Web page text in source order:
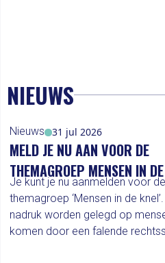
NIEUWS
Nieuws 31 jul 2026
MELD JE NU AAN VOOR DE
THEMAGROEP MENSEN IN
Je kunt je nu aanmelden voor
themagroep ‘Mensen in de
nadruk worden gelegd op
komen door een falende